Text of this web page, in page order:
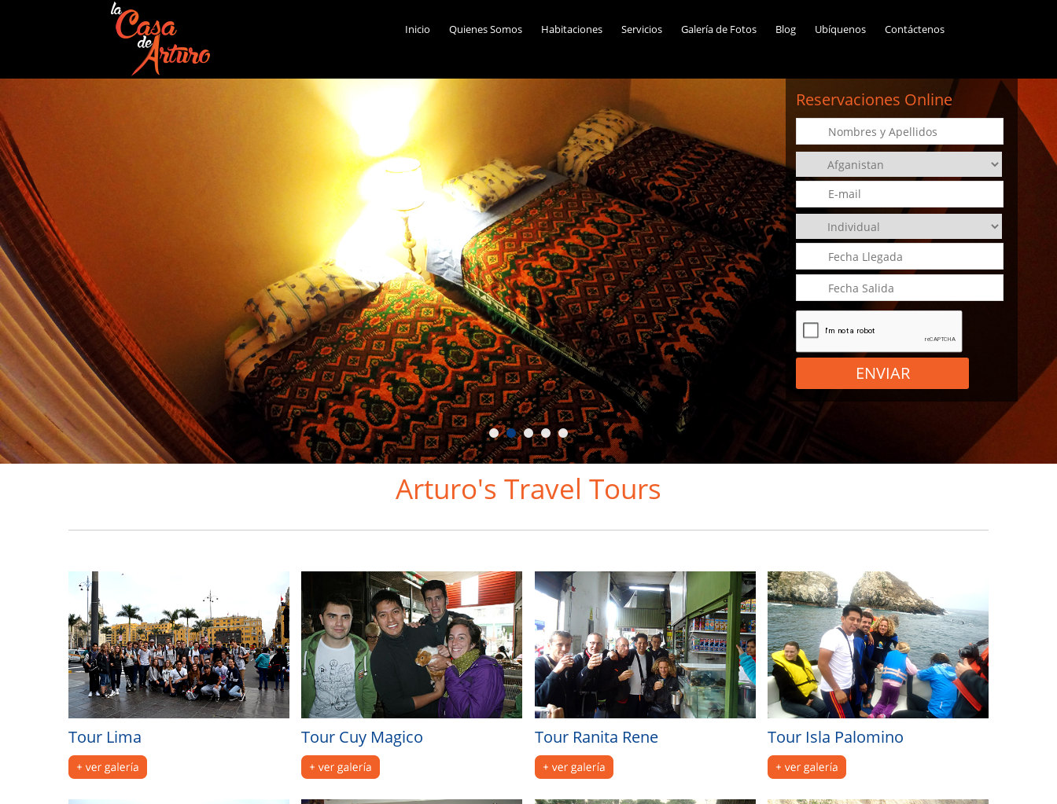
Inicio Quienes Somos Habitaciones Servicios Galería de Fotos Blog Ubíquenos Contáctenos
Reservaciones Online
Arturo's Travel Tours
Tour Lima Tour Cuy Magico Tour Ranita Rene Tour Isla Palomino